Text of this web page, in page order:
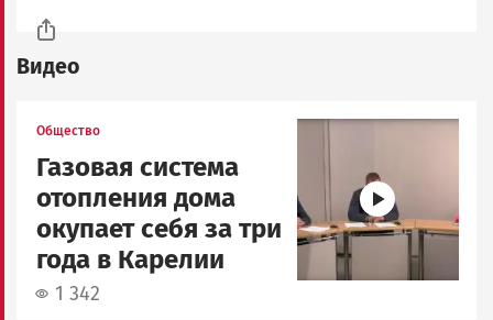
Видео
Общество
Газовая система
отопления дома
окупает себя за три
года в Карелии
1 342